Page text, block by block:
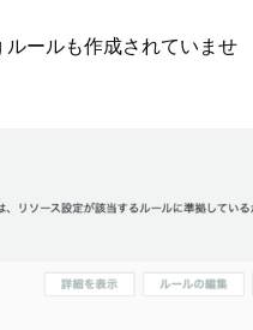
ールも作成されていませ